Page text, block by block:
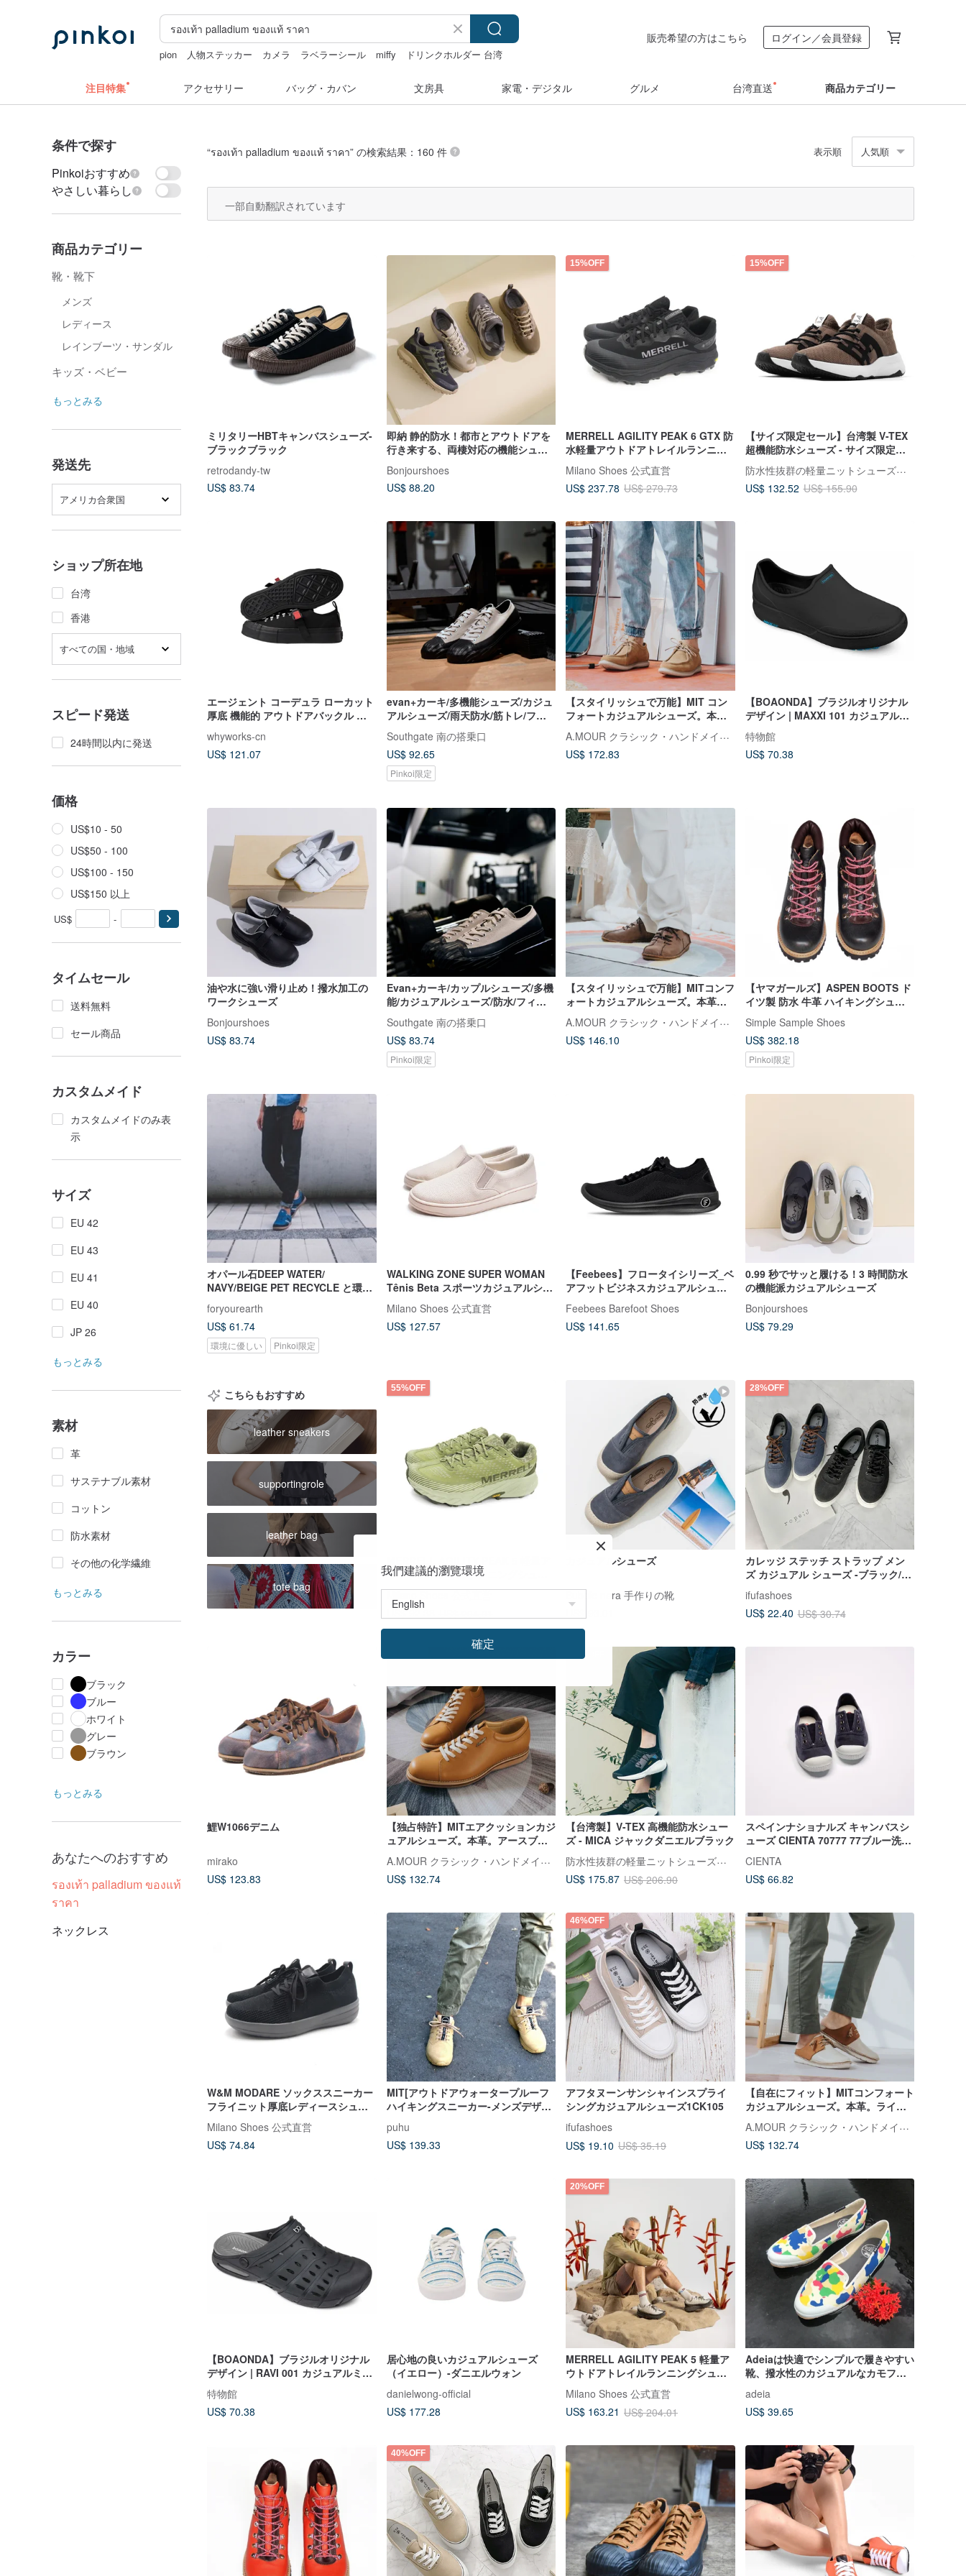
pion 人物ステッカー カメラ ラベラーシール miffy
ドリンクホルダー 台湾
販売希望の方はこちら ログイン／会員登録
注目特集 アクセサリー バッグ・カバン 文房具 家電・デジタル グルメ 台湾直送 商品カテゴリー
条件で探す
Pinkoiおすすめ
やさしい暮らし
商品カテゴリー
靴・靴下
メンズ
レディース
レインブーツ・サンダル
キッズ・ベビー
もっとみる
発送先
アメリカ合衆国
ショップ所在地
台湾
香港
すべての国・地域
スピード発送
24時間以内に発送
価格
US$10 - 50
US$50 - 100
US$100 - 150
US$150 以上
US$ -
タイムセール
送料無料
セール商品
カスタムメイド
カスタムメイドのみ表
示
サイズ
EU 42
EU 43
EU 41
EU 40
JP 26
もっとみる
素材
革
サステナブル素材
コットン
防水素材
その他の化学繊維
もっとみる
カラー
ブラック
ブルー
ホワイト
グレー
ブラウン
もっとみる
あなたへのおすすめ
รองเท้า palladium ของแท้
ราคา
ネックレス
“รองเท้า palladium ของแท้ ราคา” の検索結果：160 件 表示順 人気順
一部自動翻訳されています
ミリタリーHBTキャンバスシューズ-
ブラックブラック
retrodandy-tw
US$ 83.74
即納 静的防水！都市とアウトドアを
行き来する、両棲対応の機能シュー
Bonjourshoes
US$ 88.20
15%OFF
MERRELL AGILITY PEAK 6 GTX 防
水軽量アウトドアトレイルランニン
グシューズ メンズ - ブラック
Milano Shoes 公式直営
US$ 237.78 US$ 279.73
15%OFF
【サイズ限定セール】台湾製 V-TEX
超機能防水シューズ - サイズ限定品
のため返品交換不可
防水性抜群の軽量ニットシューズ「V-TEX」
US$ 132.52 US$ 155.90
エージェント コーデュラ ローカット
厚底 機能的 アウトドアバックル バ
whyworks-cn
US$ 121.07
evan+カーキ/多機能シューズ/カジュ
アルシューズ/雨天防水/筋トレ/フィ
ットネス/キャンバス
Southgate 南の搭乗口
US$ 92.65
Pinkoi限定
【スタイリッシュで万能】MIT コン
フォートカジュアルシューズ。本
A.MOUR クラシック・ハンドメイド・シューズ
US$ 172.83
【BOAONDA】ブラジルオリジナル
デザイン | MAXXI 101 カジュアルメ
ンズシューズ
特物館
US$ 70.38
油や水に強い滑り止め！撥水加工の
ワークシューズ
Bonjourshoes
US$ 83.74
Evan+カーキ/カップルシューズ/多機
能/カジュアルシューズ/防水/フィッ
トネス/キャンバスシューズ
Southgate 南の搭乗口
US$ 83.74
Pinkoi限定
【スタイリッシュで万能】MITコンフ
ォートカジュアルシューズ。本革。
アンティークブラウン5725
A.MOUR クラシック・ハンドメイド・シューズ
US$ 146.10
【ヤマガールズ】ASPEN BOOTS ド
イツ製 防水 牛革 ハイキングシュー
ズ ブラック
Simple Sample Shoes
US$ 382.18
Pinkoi限定
オパール石DEEP WATER/
NAVY/BEIGE PET RECYCLE と環境
に配慮したシューズ
foryourearth
US$ 61.74
環境に優しい Pinkoi限定
WALKING ZONE SUPER WOMAN
Tênis Beta スポーツカジュアルシュ
ーズ レディース - ウォームホワイト
Milano Shoes 公式直営
US$ 127.57
【Feebees】フロータイシリーズ_ベ
アフットビジネスカジュアルシュー
ズ (撥水 台湾製)
Feebees Barefoot Shoes
US$ 141.65
0.99 秒でサッと履ける！3 時間防水
の機能派カジュアルシューズ
Bonjourshoes
US$ 79.29
こちらもおすすめ
leather sneakers
supportingrole
leather bag
tote bag
55%OFF
ウトドアトレイルランニングシュー
ズ メンズ - モスグリーン
Milano Shoes 公式直営
US$ 92.38
カジュアルシューズ
Bubble nara 手作りの靴
28%OFF
カレッジ ステッチ ストラップ メン
ズ カジュアル シューズ -ブラック/ブ
ifufashoes
US$ 22.40 US$ 30.74
鯉W1066デニム
mirako
US$ 123.83
【独占特許】MITエアクッションカジ
ュアルシューズ。本革。アースブラ
ウン 5162
A.MOUR クラシック・ハンドメイド・シューズ
US$ 132.74
【台湾製】V-TEX 高機能防水シュー
ズ - MICA ジャックダニエルブラック
防水性抜群の軽量ニットシューズ「V-TEX」
US$ 175.87 US$ 206.90
スペインナショナルズ キャンバスシ
ューズ CIENTA 70777 77ブルー洗い
古布靴
CIENTA
US$ 66.82
W&M MODARE ソックススニーカー
フライニット厚底レディースシュー
ズ - ソリッドブラック
Milano Shoes 公式直営
US$ 74.84
MIT[アウトドアウォータープルーフ
ハイキングスニーカー-メンズデザー
トカラー]サバーバンマウンテンハイ
キングウォータープルーフ軽量耐摩
耗性
puhu
US$ 139.33
46%OFF
アフタヌーンサンシャインスプライ
シングカジュアルシューズ1CK105
ifufashoes
US$ 19.10 US$ 35.19
【自在にフィット】MITコンフォート
カジュアルシューズ。本革。ライト
ベージュブラウン 9608
A.MOUR クラシック・ハンドメイド・シューズ
US$ 132.74
【BOAONDA】ブラジルオリジナル
デザイン | RAVI 001 カジュアルミュ
ール メンズ
特物館
US$ 70.38
居心地の良いカジュアルシューズ
（イエロー）-ダニエルウォン
danielwong-official
US$ 177.28
20%OFF
MERRELL AGILITY PEAK 5 軽量ア
ウトドアトレイルランニングシュー
ズ メンズ - クラウドグレー
Milano Shoes 公式直営
US$ 163.21 US$ 204.01
Adeiaは快適でシンプルで履きやすい
靴、撥水性のカジュアルなカモフラ
adeia
US$ 39.65
40%OFF
我們建議的瀏覽環境
確定